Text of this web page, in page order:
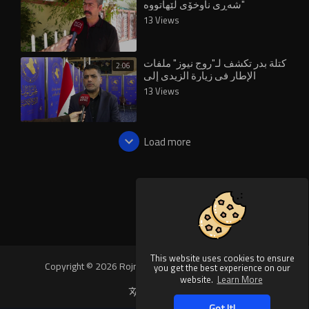
This website uses cookies to ensure
you get the best experience on our
website. Learn More
شه‌ڕى ناوخۆى لێهاتووه‌"
13 Views
2:06 ⁣كتلة بدر تكشف لـ"روج نيوز" ملفات
الإطار في زيارة الزيدي إلى
واشنطن
13 Views
Load more
Copyright © 2026 Rojnews Video. All rights reserved.
Language